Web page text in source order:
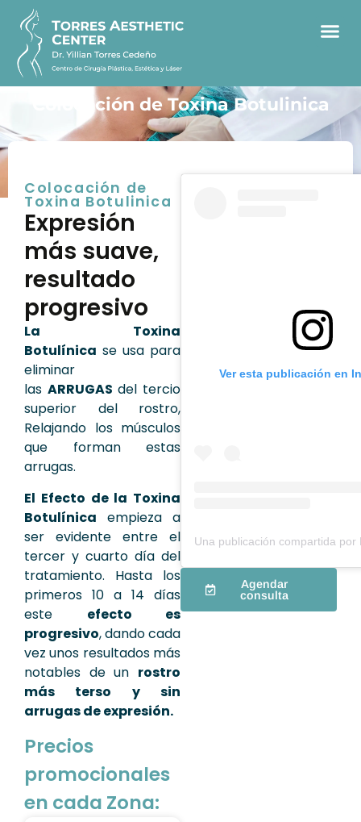
Colocación de Toxina Botulinica
Colocación de
Toxina Botulinica
Expresión
más suave,
resultado
progresivo
La Toxina
Botulínica se usa para
eliminar
las ARRUGAS del tercio
superior del rostro,
Relajando los músculos
que forman estas
arrugas.
El Efecto de la Toxina
Botulínica empieza a
ser evidente entre el
tercer y cuarto día del
tratamiento. Hasta los
primeros 10 a 14 días
este efecto es
progresivo, dando cada
vez unos resultados más
notables de un rostro
más terso y sin
arrugas de expresión.
Precios
promocionales
en cada Zona:
Ver esta publicación en
Agendar
consulta